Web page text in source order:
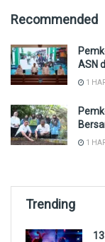
Recommended
ASN
1
1
Trending